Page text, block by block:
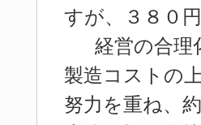
すが、３８０
経営の合理
製造コストの
努力を重ね、